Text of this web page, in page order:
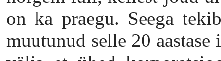
on ka praegu. Seega
muutunud selle 20